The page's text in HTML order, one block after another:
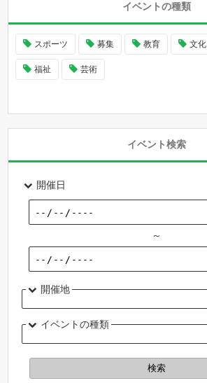
イベントの種類
スポーツ 募集 教育 文化
福祉 芸術
イベント検索
開催日
～
開催地
イベントの種類